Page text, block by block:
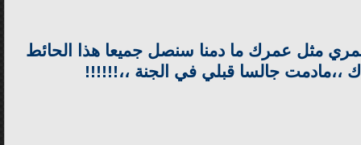
مثل عمرك ما دمنا سنصل جميعا هذا الحائط
،،مادمت جالسا قبلي في الجنة ،،!!!!!!